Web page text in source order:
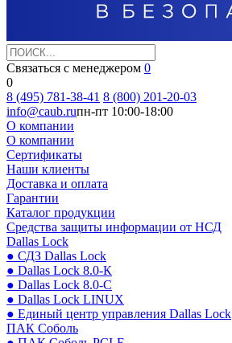
Связаться с менеджером 0
0
8 (495) 781-38-41 8 (800) 201-20-03
info@caub.ruпн-пт 10:00-18:00
О компании
О компании
Сертификаты
Наши клиенты
Доставка и оплата
Гарантии
Каталог продукции
Средства защиты информации от НСД
Dallas Lock
● СДЗ Dallas Lock
● Dallas Lock 8.0-К
● Dallas Lock 8.0-С
● Dallas Lock LINUX
● Единый центр управления Dallas Lock
ПАК Соболь